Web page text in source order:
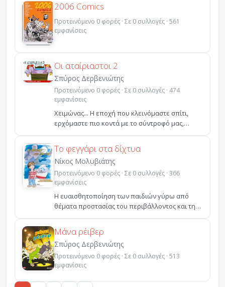
2006 Comics
Προτεινόμενο 0 φορές · Σε 0 συλλογές · 561
εμφανίσεις
Οι αταίριαστοι 2
Σπύρος Δερβενιώτης
Προτεινόμενο 0 φορές · Σε 0 συλλογές · 474
εμφανίσεις
Χειμώνας... Η εποχή που κλεινόμαστε σπίτι,
ερχόμαστε πιο κοντά με το σύντροφό μας,
περνάμε πολλές ώρ...
Το φεγγάρι στα δίχτυα
Νίκος Μολυβιάτης
Προτεινόμενο 0 φορές · Σε 0 συλλογές · 366
εμφανίσεις
Η ευαισθητοποίηση των παιδιών γύρω από
θέματα προστασίας του περιβάλλοντος και της
φυσικής κληρονομι...
Μάνα ρέιβερ
Σπύρος Δερβενιώτης
Προτεινόμενο 0 φορές · Σε 0 συλλογές · 513
εμφανίσεις